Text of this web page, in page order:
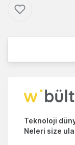
Teknoloji
Neleri size